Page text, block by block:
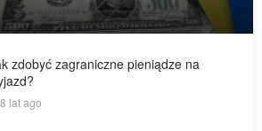
zdobyć zagraniczne pieniądze na
8 lat ago